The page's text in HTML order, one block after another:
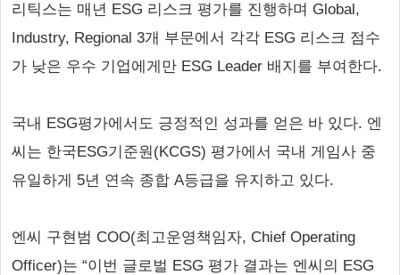
리틱스는 매년 ESG 리스크 평가를 진행하며 Global,
Industry, Regional 3개 부문에서 각각 ESG 리스크 점수
가 낮은 우수 기업에게만 ESG Leader 배지를 부여한다.
국내 ESG평가에서도 긍정적인 성과를 얻은 바 있다. 엔
씨는 한국ESG기준원(KCGS) 평가에서 국내 게임사 중
유일하게 5년 연속 종합 A등급을 유지하고 있다.
엔씨 구현범 COO(최고운영책임자, Chief Operating
Officer)는 “이번 글로벌 ESG 평가 결과는 엔씨의 ESG